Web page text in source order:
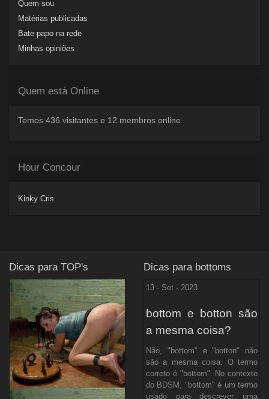
Quem sou
Matérias publicadas
Bate-papo na rede
Minhas opiniões
Quem está Online
Temos 436 visitantes e 12 membros online
Hour Concour
Kinky Cris
Dicas para TOP's Dicas para bottoms
13 - Set - 2023
bottom e botton são
a mesma coisa?
Não, "bottom" e "botton" não
são a mesma coisa. O termo
correto é "bottom". No contexto
do BDSM, "bottom" é um termo
usado para descrever uma